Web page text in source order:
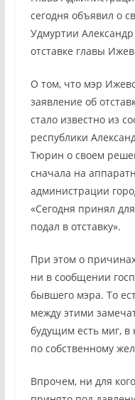
сегодня объявил о
Удмуртии
отставке главы
О том, что мэр
заявление об
стало известно из
республики
Тюрин о своем
сначала на
администрации
«Сегодня принял
подал в отставку».
При этом о
ни в сообщении
бывшего мэра. То
между этими
будущим есть миг, в
по собственному
Впрочем, ни для